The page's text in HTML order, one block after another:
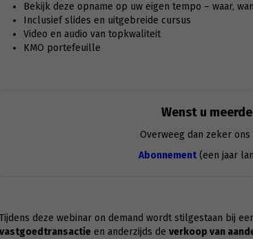
Bekijk deze opname op uw eigen tempo – waar,
Inclusief slides en uitgebreide cursus
Video en audio van topkwaliteit
KMO portefeuille
Wenst u
Overweeg dan zeker ons
Abonnement(een jaar
Tijdens deze webinar on demand wordt stilgestaan bij
vastgoedtransactieen anderzijds de verkoop van